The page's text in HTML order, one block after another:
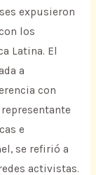
expusieron
los
Latina. El
a
con
e
se refirió a
activistas.